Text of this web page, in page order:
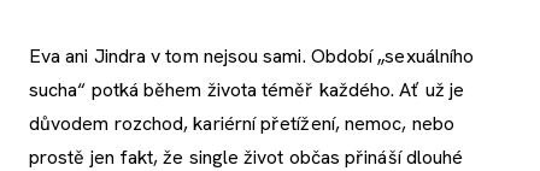
Eva ani Jindra v tom nejsou sami. Období „sexuálního
sucha“ potká během života téměř každého. Ať už je
důvodem rozchod, kariérní přetížení, nemoc, nebo
prostě jen fakt, že single život občas přináší dlouhé